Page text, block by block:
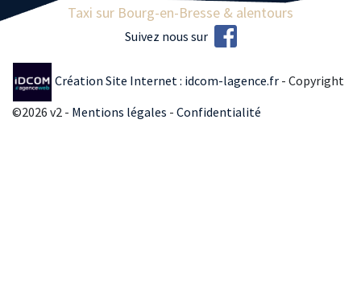
Taxi sur Bourg-en-Bresse & alentours
Suivez nous sur
Création Site Internet : idcom-lagence.fr - Copyright
©2026 v2 - Mentions légales - Confidentialité